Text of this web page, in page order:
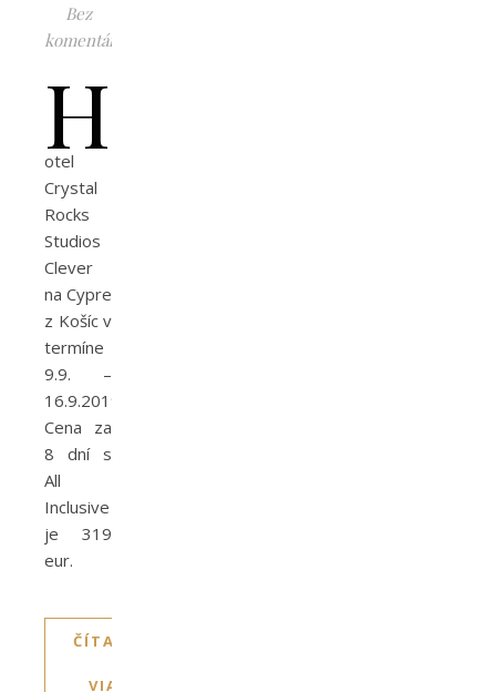
Bez
komentárov
H
otel
Crystal
Rocks
Studios
Clever
na Cypre
z Košíc v
termíne
9.9. –
16.9.2019.
Cena za
8 dní s
All
Inclusive
je 319
eur.
ČÍTAJTE
VIAC